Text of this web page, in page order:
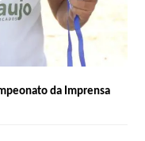
da Imprensa